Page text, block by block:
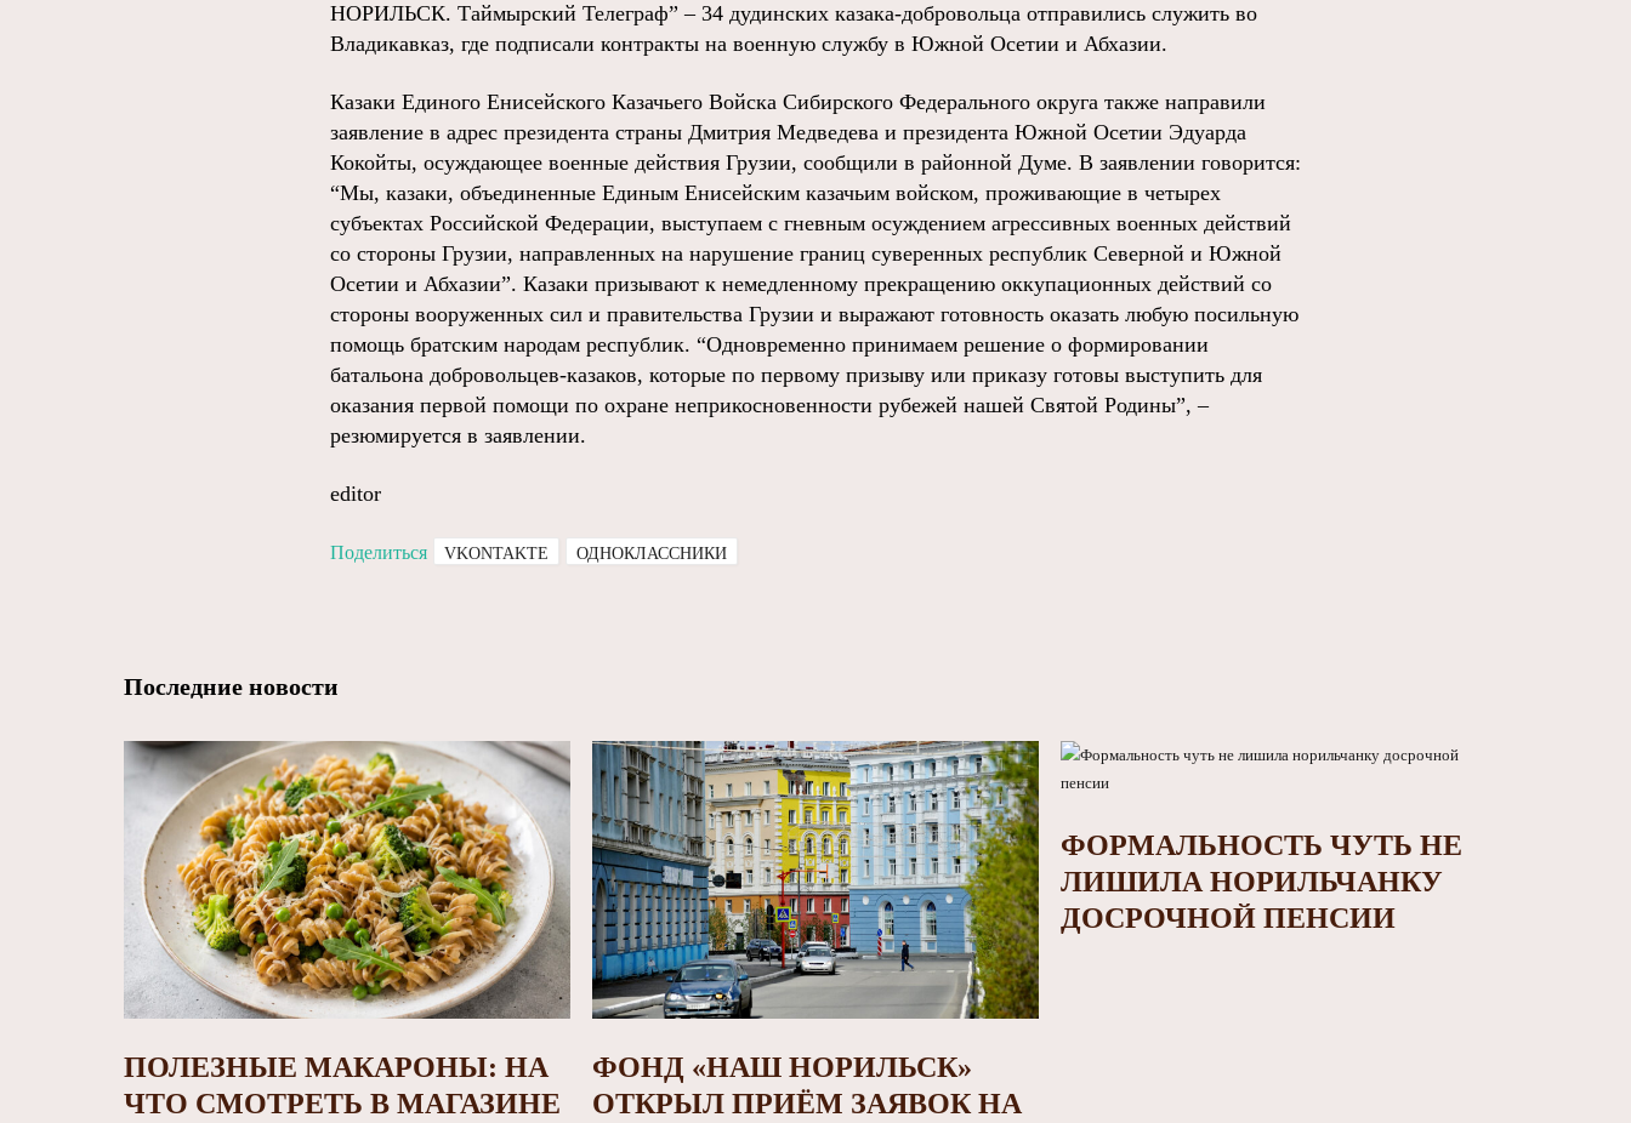
НОРИЛЬСК. Таймырский Телеграф” – 34 дудинских казака-добровольца отправились служить во
Владикавказ, где подписали контракты на военную службу в Южной Осетии и Абхазии.
Казаки Единого Енисейского Казачьего Войска Сибирского Федерального округа также направили
заявление в адрес президента страны Дмитрия Медведева и президента Южной Осетии Эдуарда
Кокойты, осуждающее военные действия Грузии, сообщили в районной Думе. В заявлении говорится:
“Мы, казаки, объединенные Единым Енисейским казачьим войском, проживающие в четырех
субъектах Российской Федерации, выступаем с гневным осуждением агрессивных военных действий
со стороны Грузии, направленных на нарушение границ суверенных республик Северной и Южной
Осетии и Абхазии”. Казаки призывают к немедленному прекращению оккупационных действий со
стороны вооруженных сил и правительства Грузии и выражают готовность оказать любую посильную
помощь братским народам республик. “Одновременно принимаем решение о формировании
батальона добровольцев-казаков, которые по первому призыву или приказу готовы выступить для
оказания первой помощи по охране неприкосновенности рубежей нашей Святой Родины”, –
резюмируется в заявлении.
editor
Поделиться VKONTAKTE ОДНОКЛАССНИКИ
Последние новости
ПОЛЕЗНЫЕ МАКАРОНЫ: НА
ЧТО СМОТРЕТЬ В МАГАЗИНЕ
ФОНД «НАШ НОРИЛЬСК»
ОТКРЫЛ ПРИЁМ ЗАЯВОК НА
ФОРМАЛЬНОСТЬ ЧУТЬ НЕ
ЛИШИЛА НОРИЛЬЧАНКУ
ДОСРОЧНОЙ ПЕНСИИ